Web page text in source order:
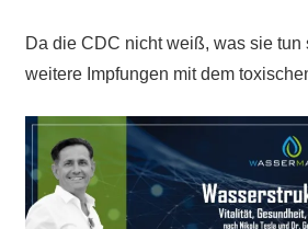
Da die CDC nicht weiß, was sie tun
weitere Impfungen mit dem